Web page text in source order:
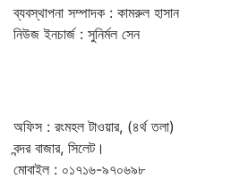
ব্যবস্থাপনা সম্পাদক : কামরুল হাসান
নিউজ ইনচার্জ : সুনির্মল সেন
অফিস : রংমহল টাওয়ার, (৪র্থ তলা)
বন্দর বাজার, সিলেট।
মোবাইল : ০১৭১৬-৯৭০৬৯৮